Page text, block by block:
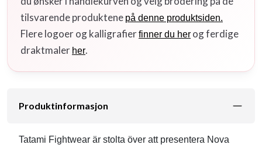
tilsvarende produktene på denne produktsiden.
Flere logoer og kalligrafierfinner du her og ferdige
draktmaler her.
Produktinformasjon
Tatami Fightwear är stolta över att presentera Nova